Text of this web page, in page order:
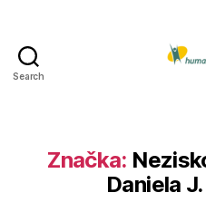
Search
Značka:
Daniela